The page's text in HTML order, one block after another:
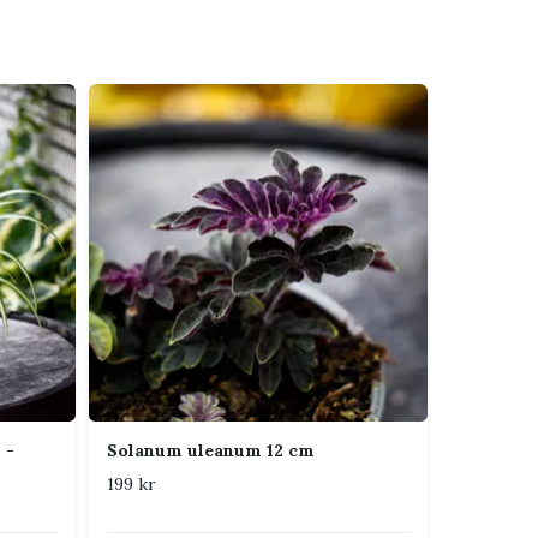
-
Solanum uleanum 12 cm
199 kr